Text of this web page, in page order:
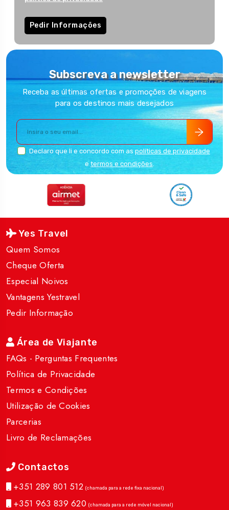
Pedir Informações
Subscreva a newsletter
Receba as últimas ofertas e promoções de viagens
para os destinos mais desejados
Declaro que li e concordo com as políticas de privacidade
e termos e condições.
Yes Travel
Quem Somos
Cheque Oferta
Especial Noivos
Vantagens Yestravel
Pedir Informação
Área de Viajante
FAQs - Perguntas Frequentes
Política de Privacidade
Termos e Condições
Utilização de Cookies
Parcerias
Livro de Reclamações
Contactos
+351 289 801 512 (chamada para a rede fixa nacional)
+351 963 839 620 (chamada para a rede móvel nacional)